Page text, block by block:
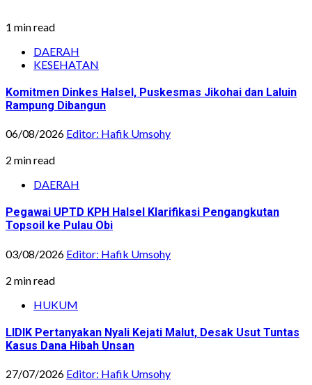
1 min read
DAERAH
KESEHATAN
Komitmen Dinkes Halsel, Puskesmas Jikohai dan Laluin
Rampung Dibangun
06/08/2026 Editor: Hafik Umsohy
2 min read
DAERAH
Pegawai UPTD KPH Halsel Klarifikasi Pengangkutan
Topsoil ke Pulau Obi
03/08/2026 Editor: Hafik Umsohy
2 min read
HUKUM
LIDIK Pertanyakan Nyali Kejati Malut, Desak Usut Tuntas
Kasus Dana Hibah Unsan
27/07/2026 Editor: Hafik Umsohy